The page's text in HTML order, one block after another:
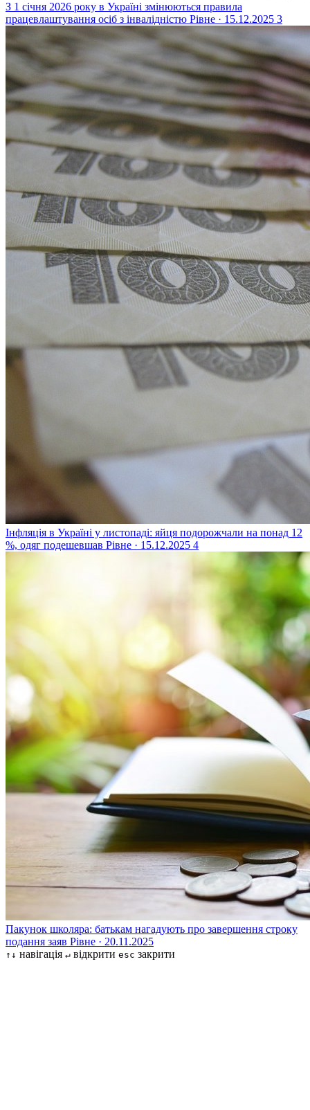
З 1 січня 2026 року в Україні змінюються правила
працевлаштування осіб з інвалідністю Рівне · 15.12.2025 3
Інфляція в Україні у листопаді: яйця подорожчали на понад 12
%, одяг подешевшав Рівне · 15.12.2025 4
Пакунок школяра: батькам нагадують про завершення строку
подання заяв Рівне · 20.11.2025
↑↓ навігація ↵ відкрити esc закрити